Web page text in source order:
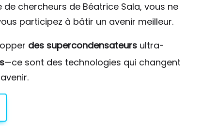
chercheurs de Béatrice Sala, vous ne
participez à bâtir un avenir meilleur.
des supercondensateurs ultra-
—ce sont des technologies qui changent